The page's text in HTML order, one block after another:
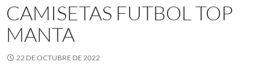
CAMISETAS FUTBOL TOP
MANTA
22 DE OCTUBRE DE 2022